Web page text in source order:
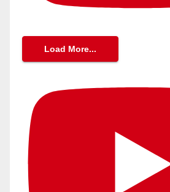
Load More...